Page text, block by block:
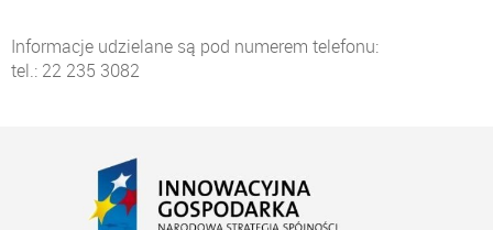
Informacje udzielane są pod numerem telefonu:
tel.: 22 235 3082